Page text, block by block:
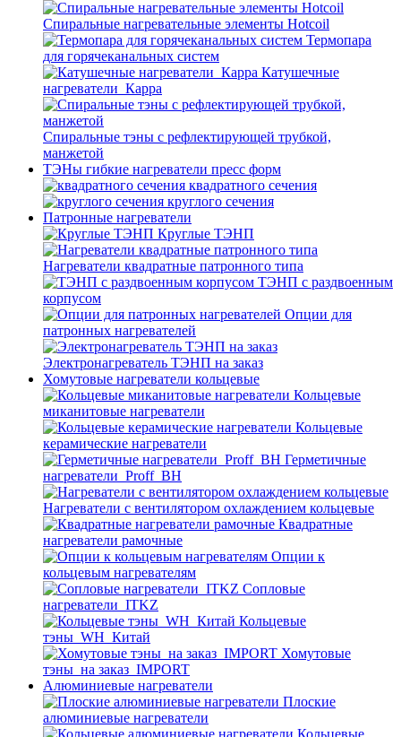
Спиральные нагревательные элементы Hotcoil
Термопара
для горячеканальных систем
Катушечные
нагреватели_Карра
Спиральные тэны с рефлектирующей трубкой,
манжетой
ТЭНы гибкие нагреватели пресс форм
квадратного сечения
круглого сечения
Патронные нагреватели
Круглые ТЭНП
Нагреватели квадратные патронного типа
ТЭНП с раздвоенным
корпусом
Опции для
патронных нагревателей
Электронагреватель ТЭНП на заказ
Хомутовые нагреватели кольцевые
Кольцевые
миканитовые нагреватели
Кольцевые
керамические нагреватели
Герметичные
нагреватели_Proff_BH
Нагреватели с вентилятором охлаждением кольцевые
Квадратные
нагреватели рамочные
Опции к
кольцевым нагревателям
Cопловые
нагреватели_ITKZ
Кольцевые
тэны_WH_Китай
Хомутовые
тэны_на заказ_IMPORT
Алюминиевые нагреватели
Плоские
алюминиевые нагреватели
Кольцевые